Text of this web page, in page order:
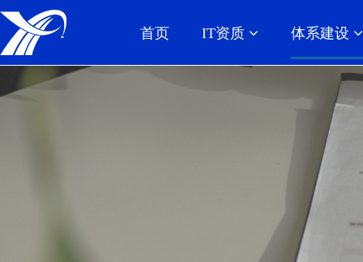
首页 IT资质 体系建设